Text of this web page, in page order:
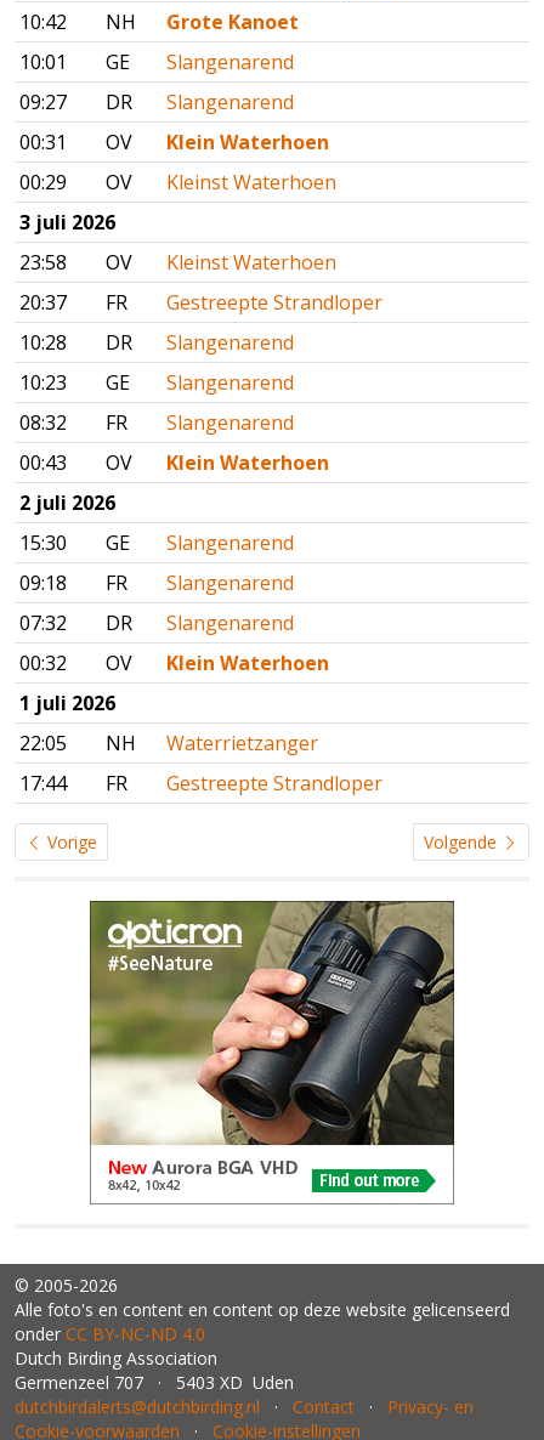
10:42
NH
Grote Kanoet
10:01
GE
Slangenarend
09:27
DR
Slangenarend
00:31
OV
Klein Waterhoen
00:29
OV
Kleinst Waterhoen
3 juli 2026
23:58
OV
Kleinst Waterhoen
20:37
FR
Gestreepte Strandloper
10:28
DR
Slangenarend
10:23
GE
Slangenarend
08:32
FR
Slangenarend
00:43
OV
Klein Waterhoen
2 juli 2026
15:30
GE
Slangenarend
09:18
FR
Slangenarend
07:32
DR
Slangenarend
00:32
OV
Klein Waterhoen
1 juli 2026
22:05
NH
Waterrietzanger
17:44
FR Gestreepte Strandloper
Vorige Volgende
© 2005-2026
Alle foto's en content en content op deze website gelicenseerd
onder CC BY‑NC‑ND 4.0
Dutch Birding Association
Germenzeel 707 · 5403 XD Uden
dutchbirdalerts@dutchbirding.nl · Contact · Privacy- en
Cookie-voorwaarden · Cookie-instellingen